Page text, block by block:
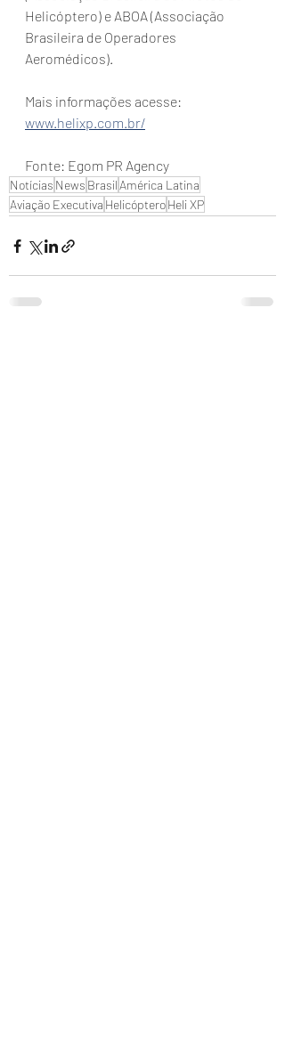
Helicóptero) e ABOA (Associação
Brasileira de Operadores
Aeromédicos).
Mais informações acesse:
www.helixp.com.br/
Fonte: Egom PR Agency
Notícias News Brasil América Latina
Aviação Executiva HelicópteroHeli XP